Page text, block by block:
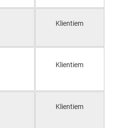
Klientiem
Klientiem
Klientiem